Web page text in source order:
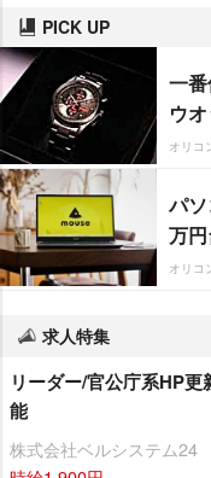
PICK UP
一
ウ
オリコ
パ
万円
オリコ
求人特集
リーダー/官公庁系HP
能
株式会社ベルシステム24